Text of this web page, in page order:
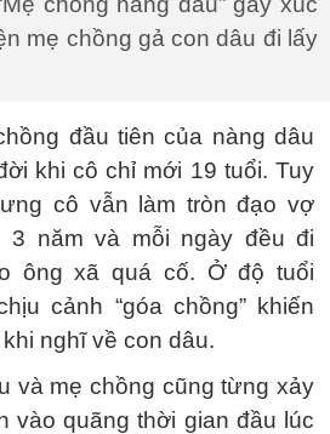
mẹ chồng gả con dâu đi lấy
đầu tiên của nàng dâu
khi cô chỉ mới 19 tuổi. Tuy
cô vẫn làm tròn đạo vợ
3 năm và mỗi ngày đều đi
ông xã quá cố. Ở độ tuổi
cảnh “góa chồng” khiến
nghĩ về con dâu.
và mẹ chồng cũng từng xảy
vào quãng thời gian đầu lúc